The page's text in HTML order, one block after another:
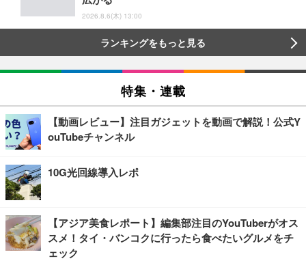
2026.8.6(木) 13:00
ランキングをもっと見る
特集・連載
【動画レビュー】注目ガジェットを動画で解説！公式Y
ouTubeチャンネル
10G光回線導入レポ
【アジア美食レポート】編集部注目のYouTuberがオス
スメ！タイ・バンコクに行ったら食べたいグルメをチ
ェック